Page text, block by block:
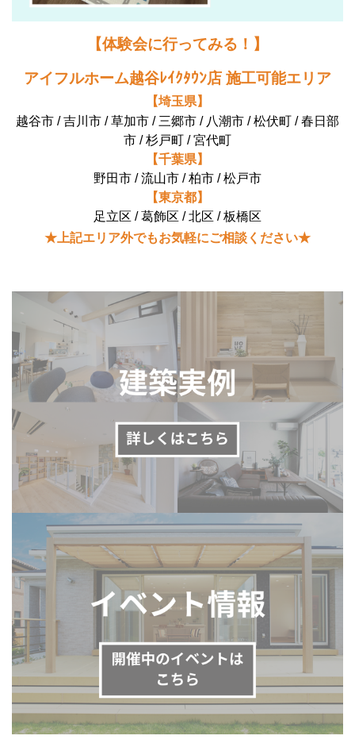
【体験会に行ってみる！】
アイフルホーム越谷ﾚｲｸﾀｳﾝ店 施工可能エリア
【埼玉県】
越谷市 / 吉川市 / 草加市 / 三郷市 / 八潮市 / 松伏町 / 春日部
市 / 杉戸町 / 宮代町
【千葉県】
野田市 / 流山市 / 柏市 / 松戸市
【東京都】
足立区 / 葛飾区 / 北区 / 板橋区
★上記エリア外でもお気軽にご相談ください★